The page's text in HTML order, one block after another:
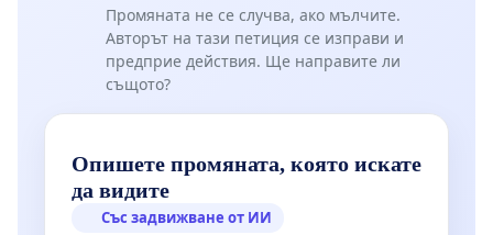
Промяната не се случва, ако мълчите.
Авторът на тази петиция се изправи и
предприе действия. Ще направите ли
същото?
Опишете промяната, която искате
да видите
Със задвижване от ИИ